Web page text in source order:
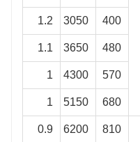
400
3050
1.2
480
3650
1.1
570
4300
1
680
5150
1
810
6200
0.9